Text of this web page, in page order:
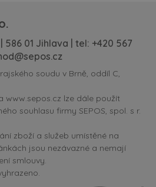
586 01 Jihlava | tel: +420 567
soudu v Brně, oddíl C,
www.sepos.cz lze dále použít
souhlasu firmy SEPOS, spol. s r.
zboží a služeb umístěné na
jsou nezávazné a nemají
smlouvy.